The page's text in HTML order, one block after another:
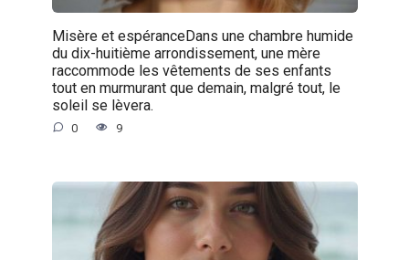
Misère et espéranceDans une chambre humide
du dix-huitième arrondissement, une mère
raccommode les vêtements de ses enfants
tout en murmurant que demain, malgré tout, le
soleil se lèvera.
0 9